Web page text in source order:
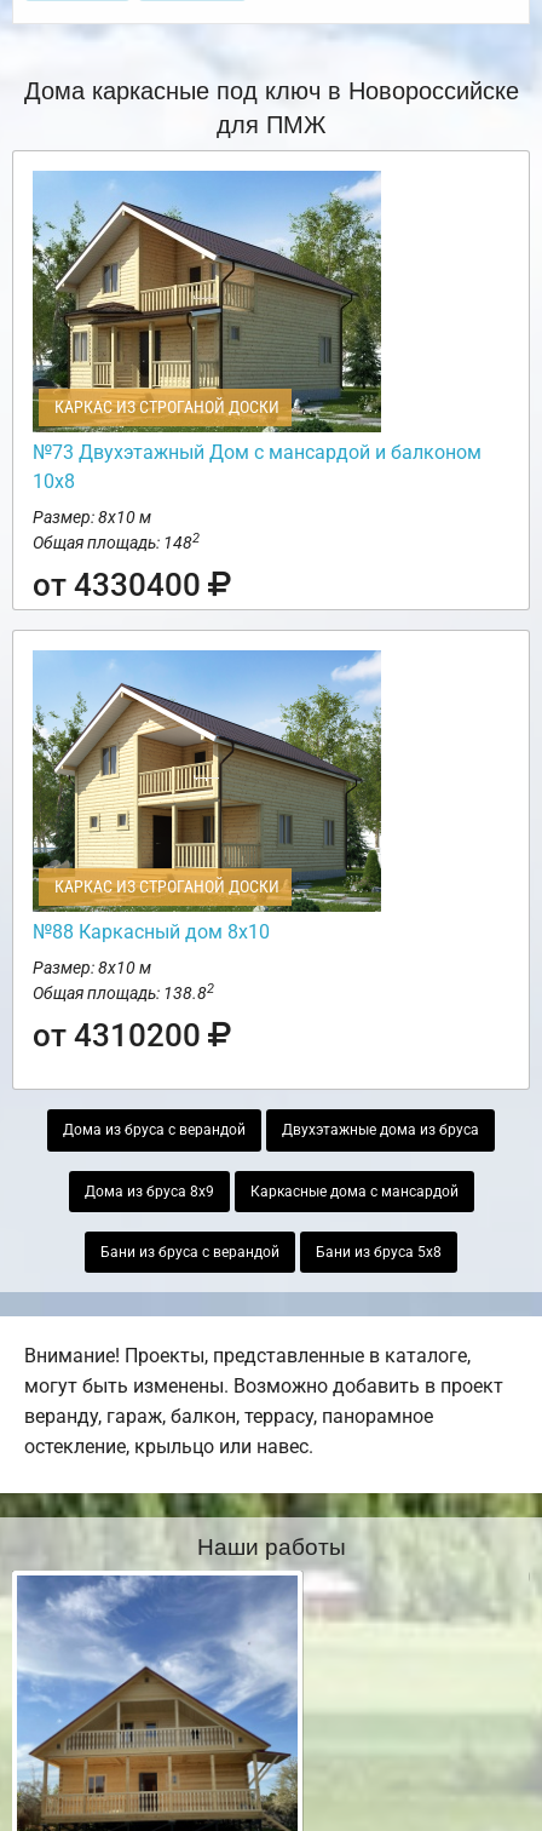
Дома каркасные под ключ в Новороссийске
для ПМЖ
КАРКАС ИЗ СТРОГАНОЙ ДОСКИ
№73 Двухэтажный Дом с мансардой и балконом
10х8
Размер: 8х10 м
Общая площадь: 1482
от 4330400
КАРКАС ИЗ СТРОГАНОЙ ДОСКИ
№88 Каркасный дом 8х10
Размер: 8х10 м
Общая площадь: 138.82
от 4310200
Дома из бруса с верандой Двухэтажные дома из бруса
Дома из бруса 8х9 Каркасные дома с мансардой
Бани из бруса с верандой Бани из бруса 5х8
Внимание! Проекты, представленные в каталоге,
могут быть изменены. Возможно добавить в проект
веранду, гараж, балкон, террасу, панорамное
остекление, крыльцо или навес.
Наши работы